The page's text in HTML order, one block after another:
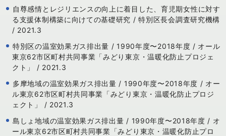
自尊感情とレジリエンスの向上に着目した、育児期女性に対す
る支援体制構築に向けての基礎研究 / 特別区長会調査研究機構
/ 2021.3
特別区の温室効果ガス排出量 / 1990年度〜2018年度 / オール
東京62市区町村共同事業「みどり東京・温暖化防止プロジェ
クト」 / 2021.3
多摩地域の温室効果ガス排出量 / 1990年度〜2018年度 / オー
ル東京62市区町村共同事業「みどり東京・温暖化防止プロジ
ェクト」 / 2021.3
島しょ地域の温室効果ガス排出量 / 1990年度〜2018年度 / オ
ール東京62市区町村共同事業「みどり東京・温暖化防止プロ